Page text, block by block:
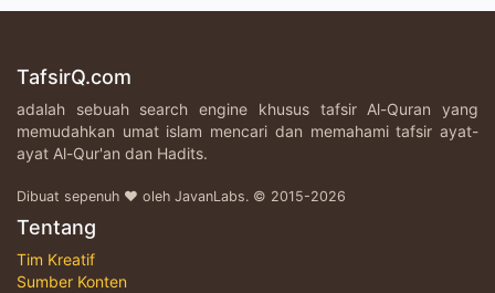
TafsirQ.com
adalah sebuah search engine khusus tafsir Al-Quran yang
memudahkan umat islam mencari dan memahami tafsir ayat-
ayat Al-Qur'an dan Hadits.
Dibuat sepenuh ♥ oleh JavanLabs. © 2015-2026
Tentang
Tim Kreatif
Sumber Konten